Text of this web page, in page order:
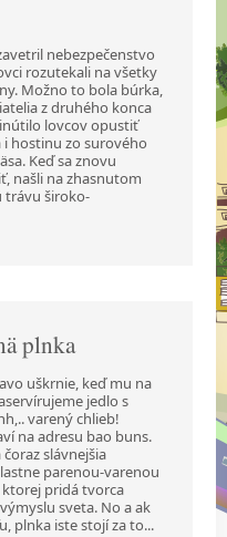
nebezpečenstvo
rozutekali na všetky
Možno to bola búrka,
z druhého konca
lovcov opustiť
hostinu zo surového
Keď sa znovu
našli na zhasnutom
trávu široko-
plnka
uškrnie, keď mu na
jedlo s
varený chlieb!
na adresu bao buns.
slávnejšia
parenou-varenou
pridá tvorca
sveta. No a ak
plnka iste stojí za to...